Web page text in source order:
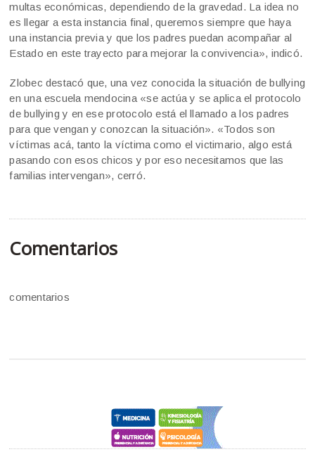
multas económicas, dependiendo de la gravedad. La idea no
es llegar a esta instancia final, queremos siempre que haya
una instancia previa y que los padres puedan acompañar al
Estado en este trayecto para mejorar la convivencia», indicó.
Zlobec destacó que, una vez conocida la situación de bullying
en una escuela mendocina «se actúa y se aplica el protocolo
de bullying y en ese protocolo está el llamado a los padres
para que vengan y conozcan la situación». «Todos son
víctimas acá, tanto la víctima como el victimario, algo está
pasando con esos chicos y por eso necesitamos que las
familias intervengan», cerró.
Comentarios
comentarios